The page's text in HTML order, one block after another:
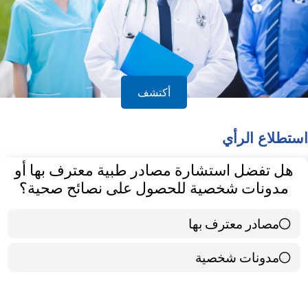
أكتشف
استطلاع الرأي
هل تفضل استشارة مصادر طبية معترف بها أو
مدونات شخصية للحصول على نصائح صحية؟
مصادر معترف بها
39 ( 65 % )
مدونات شخصية
21 ( 35 % )